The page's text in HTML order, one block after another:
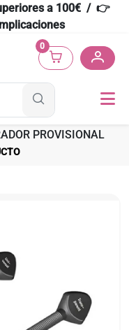
a 100€ / 👉
0
PROVISIONAL